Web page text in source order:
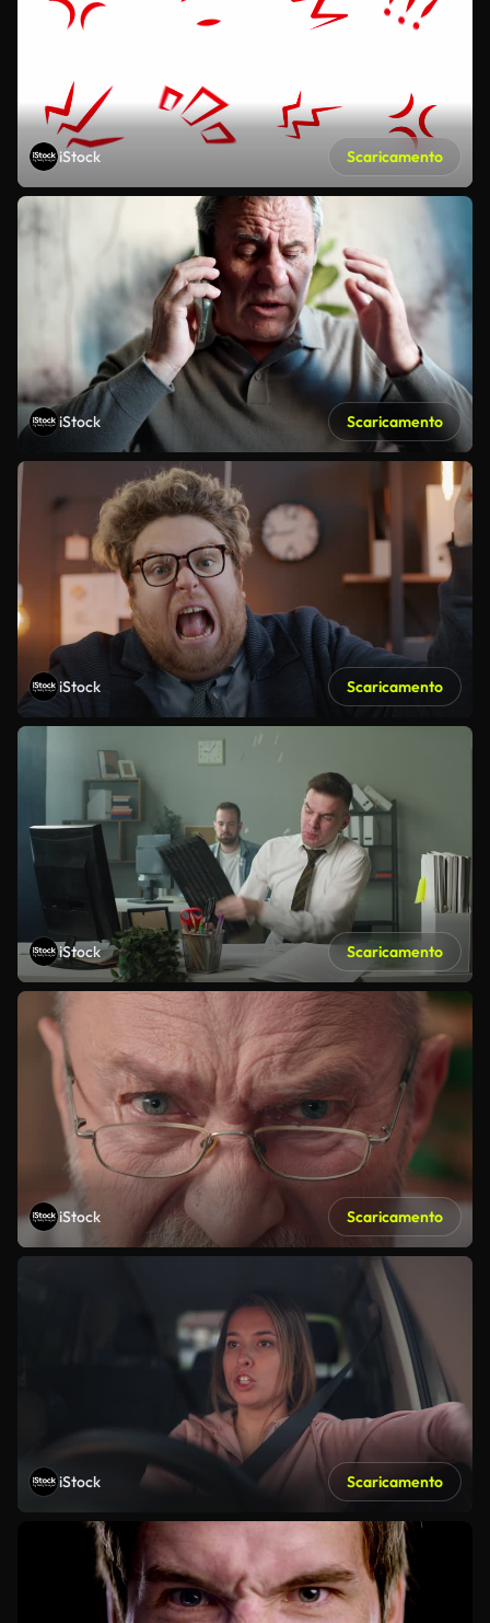
iStock Scaricamento
iStock Scaricamento
iStock Scaricamento
iStock Scaricamento
iStock Scaricamento
iStock Scaricamento